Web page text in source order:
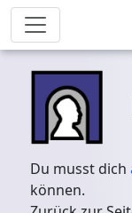
Du musst dich
können.